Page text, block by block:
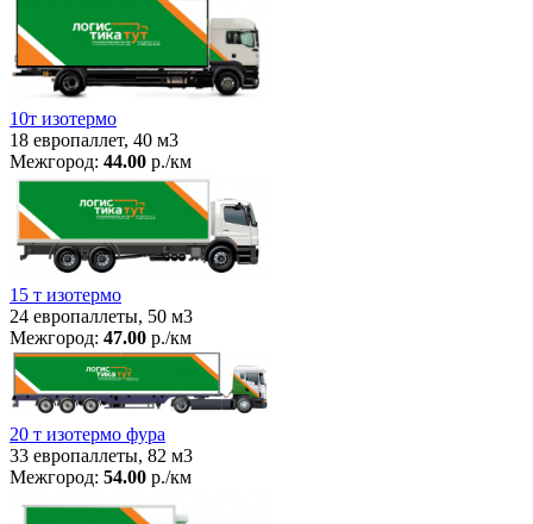
10т изотермо
18 европаллет, 40 м3
Межгород: 44.00 р./км
15 т изотермо
24 европаллеты, 50 м3
Межгород: 47.00 р./км
20 т изотермо фура
33 европаллеты, 82 м3
Межгород: 54.00 р./км